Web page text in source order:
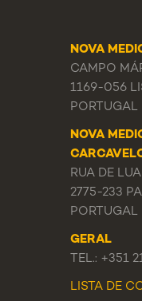
NOVA
CAMPO
1169-056
PORTUGAL
NOVA
RUA DE
2775-233
PORTUGAL
GERAL
TEL.: +351
LISTA DE